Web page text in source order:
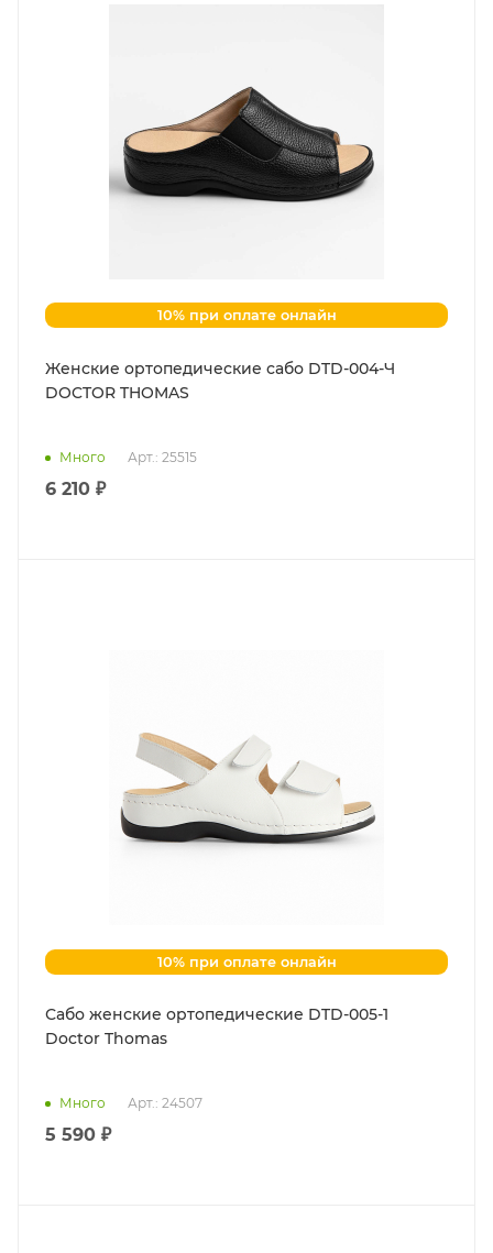
10% при оплате онлайн
Женские ортопедические сабо DTD-004-Ч
DOCTOR THOMAS
Много Арт.: 25515
6 210 ₽
10% при оплате онлайн
Сабо женские ортопедические DTD-005-1
Doctor Thomas
Много Арт.: 24507
5 590 ₽